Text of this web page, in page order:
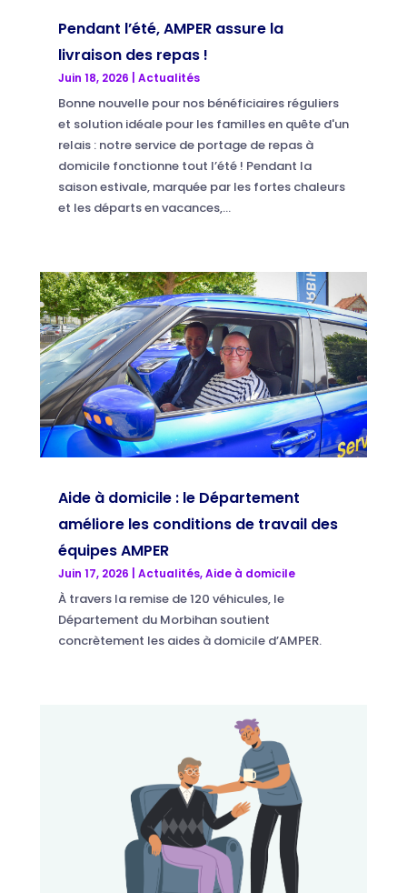
Pendant l’été, AMPER assure la
livraison des repas !
Juin 18, 2026 Actualités
Bonne nouvelle pour nos bénéficiaires réguliers
et solution idéale pour les familles en quête d'un
relais : notre service de portage de repas à
domicile fonctionne tout l’été ! Pendant la
saison estivale, marquée par les fortes chaleurs
et les départs en vacances,...
Aide à domicile : le Département
améliore les conditions de travail des
équipes AMPER
Juin 17, 2026 Actualités,Aide à domicile
À travers la remise de 120 véhicules, le
Département du Morbihan soutient
concrètement les aides à domicile d’AMPER.